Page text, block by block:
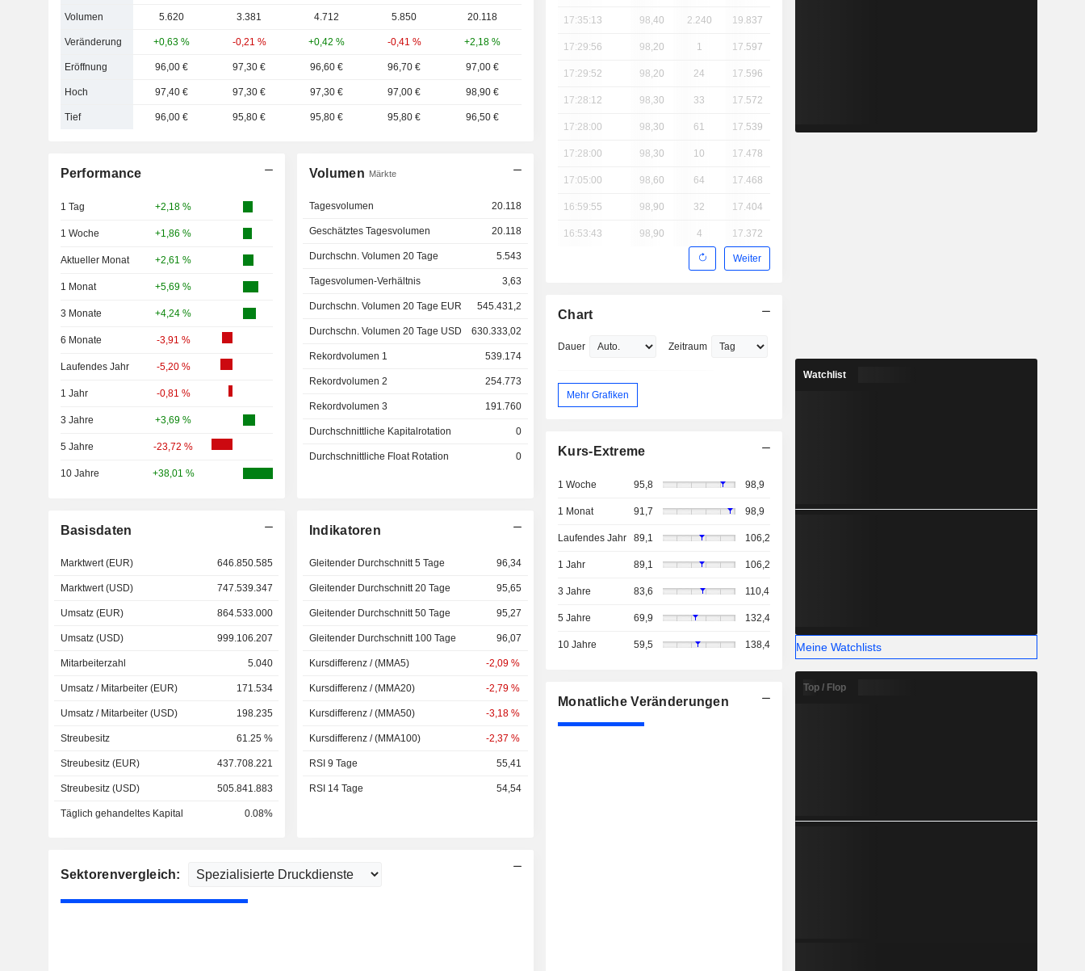
Volumen 5.620 3.381 4.712 5.850 20.118
Veränderung +0,63 % -0,21 % +0,42 % -0,41 % +2,18 %
Eröffnung 96,00 € 97,30 € 96,60 € 96,70 € 97,00 €
Hoch 97,40 € 97,30 € 97,30 € 97,00 € 98,90 €
Tief 96,00 € 95,80 € 95,80 € 95,80 € 96,50 €
Performance
1 Tag +2,18 %
1 Woche +1,86 %
Aktueller Monat +2,61 %
1 Monat +5,69 %
3 Monate +4,24 %
6 Monate -3,91 %
Laufendes Jahr -5,20 %
1 Jahr -0,81 %
3 Jahre +3,69 %
5 Jahre -23,72 %
10 Jahre +38,01 %
Volumen Märkte
Tagesvolumen 20.118
Geschätztes Tagesvolumen 20.118
Durchschn. Volumen 20 Tage 5.543
Tagesvolumen-Verhältnis 3,63
Durchschn. Volumen 20 Tage EUR 545.431,2
Durchschn. Volumen 20 Tage USD 630.333,02
Rekordvolumen 1 539.174
Rekordvolumen 2 254.773
Rekordvolumen 3 191.760
Durchschnittliche Kapitalrotation 0
Durchschnittliche Float Rotation 0
Basisdaten
Marktwert (EUR) 646.850.585
Marktwert (USD) 747.539.347
Umsatz (EUR) 864.533.000
Umsatz (USD) 999.106.207
Mitarbeiterzahl 5.040
Umsatz / Mitarbeiter (EUR) 171.534
Umsatz / Mitarbeiter (USD) 198.235
Streubesitz 61.25 %
Streubesitz (EUR) 437.708.221
Streubesitz (USD) 505.841.883
Täglich gehandeltes Kapital 0.08%
Indikatoren
Gleitender Durchschnitt 5 Tage 96,34
Gleitender Durchschnitt 20 Tage 95,65
Gleitender Durchschnitt 50 Tage 95,27
Gleitender Durchschnitt 100 Tage 96,07
Kursdifferenz / (MMA5) -2,09 %
Kursdifferenz / (MMA20) -2,79 %
Kursdifferenz / (MMA50) -3,18 %
Kursdifferenz / (MMA100) -2,37 %
RSI 9 Tage 55,41
RSI 14 Tage 54,54
Sektorenvergleich:
17:35:13 98,40 2.240 19.837
17:29:56 98,20 1 17.597
17:29:52 98,20 24 17.596
17:28:12 98,30 33 17.572
17:28:00 98,30 61 17.539
17:28:00 98,30 10 17.478
17:05:00 98,60 64 17.468
16:59:55 98,90 32 17.404
16:53:43 98,90 4 17.372
Weiter
Chart
Dauer Zeitraum
Mehr Grafiken
Kurs-Extreme
1 Woche 95,8 98,9
1 Monat 91,7 98,9
Laufendes Jahr 89,1 106,2
1 Jahr 89,1 106,2
3 Jahre 83,6 110,4
5 Jahre 69,9 132,4
10 Jahre 59,5 138,4
Monatliche Veränderungen
Watchlist
Meine Watchlists
Top / Flop